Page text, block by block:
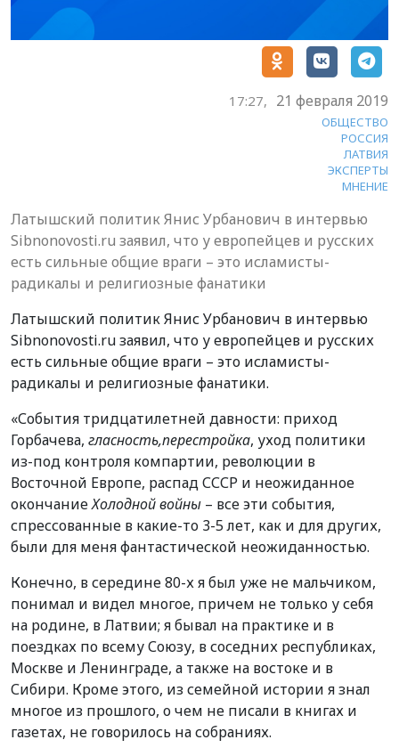
17:27, 21 февраля 2019
ОБЩЕСТВО
РОССИЯ
ЛАТВИЯ
ЭКСПЕРТЫ
МНЕНИЕ
Латышский политик Янис Урбанович в интервью
Sibnonovosti.ru заявил, что у европейцев и русских
есть сильные общие враги – это исламисты-
радикалы и религиозные фанатики
Латышский политик Янис Урбанович в интервью
Sibnonovosti.ru заявил, что у европейцев и русских
есть сильные общие враги – это исламисты-
радикалы и религиозные фанатики.
«События тридцатилетней давности: приход
Горбачева, гласность,перестройка, уход политики
из-под контроля компартии, революции в
Восточной Европе, распад СССР и неожиданное
окончаниеХолодной войны – все эти события,
спрессованные в какие-то 3-5 лет, как и для других,
были для меня фантастической неожиданностью.
Конечно, в середине 80-х я был уже не мальчиком,
понимал и видел многое, причем не только у себя
на родине, в Латвии; я бывал на практике и в
поездках по всему Союзу, в соседних республиках,
Москве и Ленинграде, а также на востоке и в
Сибири. Кроме этого, из семейной истории я знал
многое из прошлого, о чем не писали в книгах и
газетах, не говорилось на собраниях.